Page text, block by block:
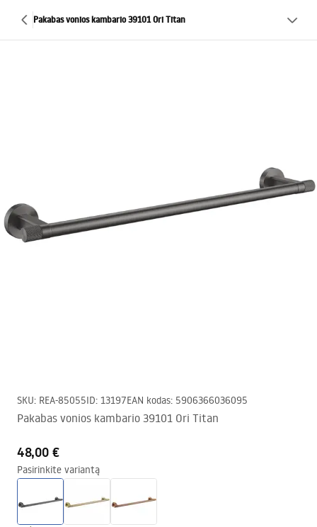
Pakabas vonios kambario 39101 Ori Titan
SKU: REA-85055ID: 13197EAN kodas: 5906366036095
Pakabas vonios kambario 39101 Ori Titan
48,00 €
Pasirinkite variantą